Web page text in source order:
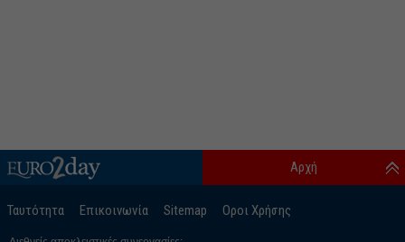
Ταυτότητα Επικοινωνία Sitemap Οροι Χρήσης
Αρχή